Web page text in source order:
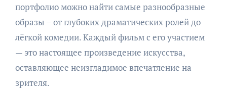
портфолио можно найти самые разнообразные
образы – от глубоких драматических ролей до
лёгкой комедии. Каждый фильм с его участием
— это настоящее произведение искусства,
оставляющее неизгладимое впечатление на
зрителя.